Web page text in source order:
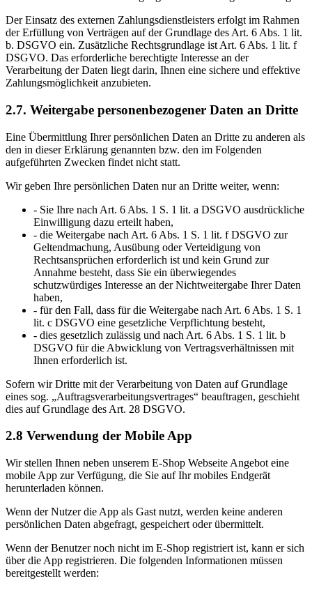
Der Einsatz des externen Zahlungsdienstleisters erfolgt im Rahmen
der Erfüllung von Verträgen auf der Grundlage des Art. 6 Abs. 1 lit.
b. DSGVO ein. Zusätzliche Rechtsgrundlage ist Art. 6 Abs. 1 lit. f
DSGVO. Das erforderliche berechtigte Interesse an der
Verarbeitung der Daten liegt darin, Ihnen eine sichere und effektive
Zahlungsmöglichkeit anzubieten.
2.7. Weitergabe personenbezogener Daten an Dritte
Eine Übermittlung Ihrer persönlichen Daten an Dritte zu anderen als
den in dieser Erklärung genannten bzw. den im Folgenden
aufgeführten Zwecken findet nicht statt.
Wir geben Ihre persönlichen Daten nur an Dritte weiter, wenn:
- Sie Ihre nach Art. 6 Abs. 1 S. 1 lit. a DSGVO ausdrückliche
Einwilligung dazu erteilt haben,
- die Weitergabe nach Art. 6 Abs. 1 S. 1 lit. f DSGVO zur
Geltendmachung, Ausübung oder Verteidigung von
Rechtsansprüchen erforderlich ist und kein Grund zur
Annahme besteht, dass Sie ein überwiegendes
schutzwürdiges Interesse an der Nichtweitergabe Ihrer Daten
haben,
- für den Fall, dass für die Weitergabe nach Art. 6 Abs. 1 S. 1
lit. c DSGVO eine gesetzliche Verpflichtung besteht,
- dies gesetzlich zulässig und nach Art. 6 Abs. 1 S. 1 lit. b
DSGVO für die Abwicklung von Vertragsverhältnissen mit
Ihnen erforderlich ist.
Sofern wir Dritte mit der Verarbeitung von Daten auf Grundlage
eines sog. „Auftragsverarbeitungsvertrages“ beauftragen, geschieht
dies auf Grundlage des Art. 28 DSGVO.
2.8 Verwendung der Mobile App
Wir stellen Ihnen neben unserem E-Shop Webseite Angebot eine
mobile App zur Verfügung, die Sie auf Ihr mobiles Endgerät
herunterladen können.
Wenn der Nutzer die App als Gast nutzt, werden keine anderen
persönlichen Daten abgefragt, gespeichert oder übermittelt.
Wenn der Benutzer noch nicht im E-Shop registriert ist, kann er sich
über die App registrieren. Die folgenden Informationen müssen
bereitgestellt werden: